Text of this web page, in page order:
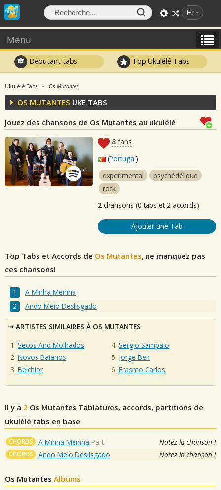
Fr
Menu
Débutant tabs Top Ukulélé Tabs
Ukulélé Tabs Os Mutantes
OS MUTANTES UKE TABS
Jouez des chansons de Os Mutantes au ukulélé
8 fans
(Portugal)
experimental
psychédélique
rock
2 chansons (0 tabs et 2 accords)
Ajouter une Tab
Top Tabs et Accords de Os Mutantes, ne manquez pas
ces chansons!
A Minha Menina
Ando Meio Deslisgado
ARTISTES SIMILAIRES À OS MUTANTES
Secos And Molhados
Novos Baianos
Belchior
Sergio Sampaio
Jorge Ben
Erasmo Carlos
Il y a 2 Os Mutantes Tablatures, accords, partitions de
ukulélé tabs en base
CHORDS A Minha Menina Part Notez la chanson !
CHORDS Ando Meio Deslisgado Notez la chanson !
Os Mutantes Albums